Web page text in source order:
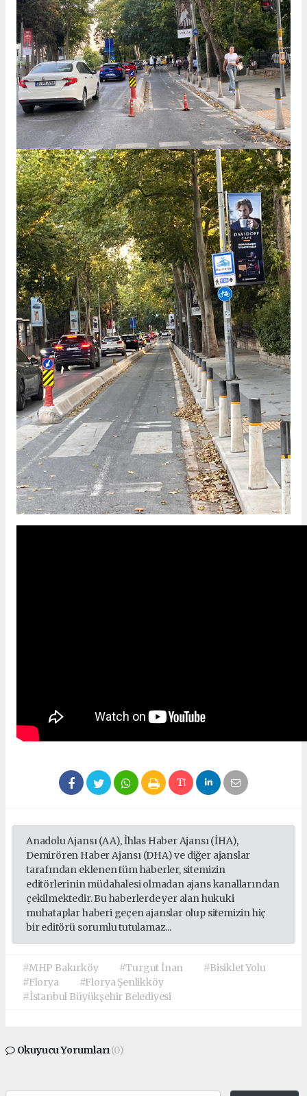
Anadolu Ajansı (AA), İhlas Haber Ajansı (İHA),
Demirören Haber Ajansı (DHA) ve diğer ajanslar
tarafından eklenen tüm haberler, sitemizin
editörlerinin müdahalesi olmadan ajans kanallarından
çekilmektedir. Bu haberlerde yer alan hukuki
muhataplar haberi geçen ajanslar olup sitemizin hiç
bir editörü sorumlu tutulamaz...
#MHP Bakırköy #Turgut İnan
#Bisiklet Yolu
#Florya
#Florya Şenlikköy
#İstanbul Büyükşehir Belediyesi
Okuyucu Yorumları(0)